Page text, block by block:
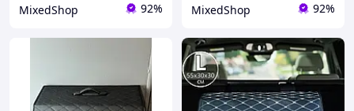
MixedShop 92% MixedShop 92%